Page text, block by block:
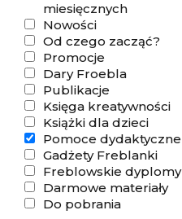
miesięcznych
Nowości
Od czego zacząć?
Promocje
Dary Froebla
Publikacje
Księga kreatywności
Książki dla dzieci
Pomoce dydaktyczne
Gadżety Freblanki
Freblowskie dyplomy
Darmowe materiały
Do pobrania